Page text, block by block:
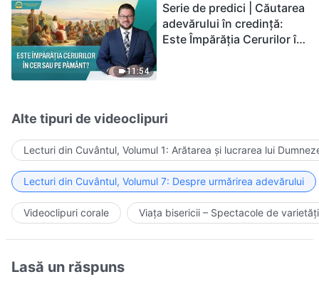
11:54
Serie de predici | Căutarea
adevărului în credință:
Este Împărăția Cerurilor în
Alte tipuri de videoclipuri
Lecturi din Cuvântul, Volumul 1: Arătarea și lucrarea lui
Lecturi din Cuvântul, Volumul 7: Despre urmărirea adevărului
Videoclipuri corale Viața bisericii – Spectacole de varietăți
Lasă un răspuns